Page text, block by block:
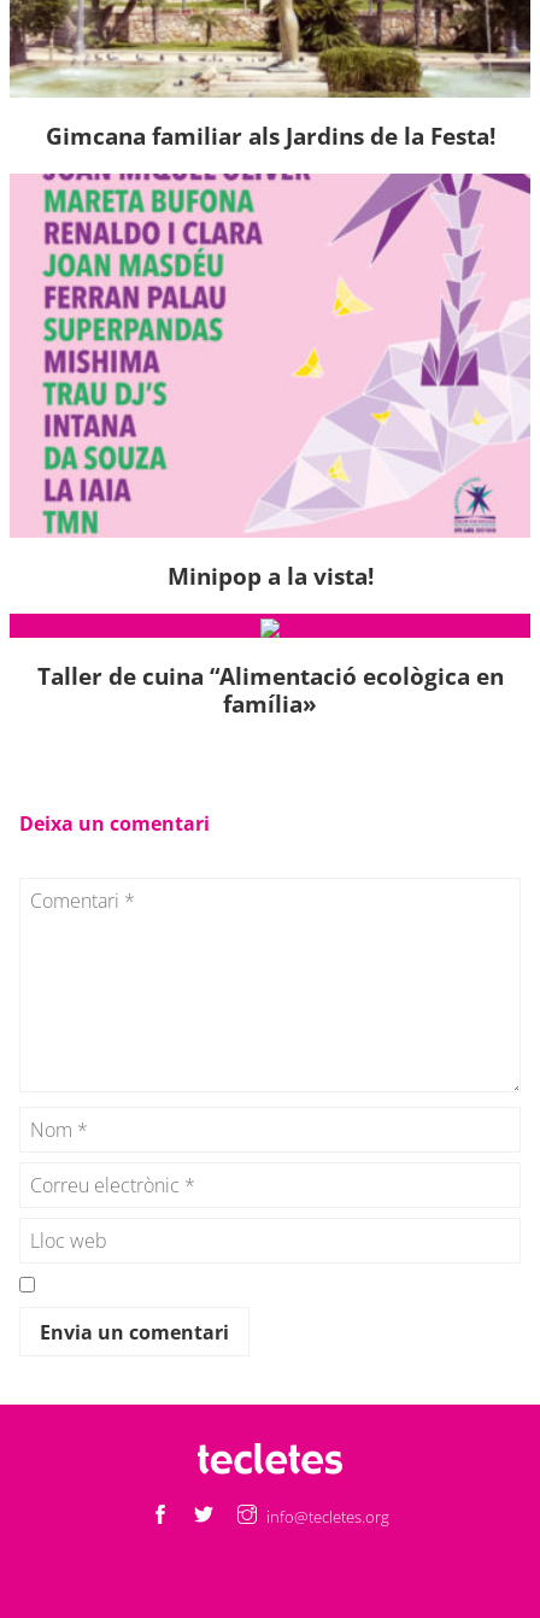
Gimcana familiar als Jardins de la Festa!
Minipop a la vista!
Taller de cuina “Alimentació ecològica en
família»
Deixa un comentari
info@tecletes.org